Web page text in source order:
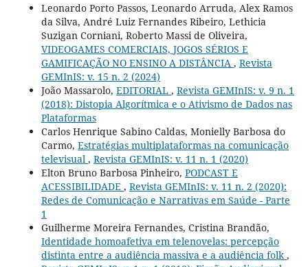
Leonardo Porto Passos, Leonardo Arruda, Alex Ramos
da Silva, André Luiz Fernandes Ribeiro, Lethicia
Suzigan Corniani, Roberto Massi de Oliveira,
VIDEOGAMES COMERCIAIS, JOGOS SÉRIOS E
GAMIFICAÇÃO NO ENSINO A DISTÂNCIA , Revista
GEMInIS: v. 15 n. 2 (2024)
João Massarolo, EDITORIAL , Revista GEMInIS: v. 9 n. 1
(2018): Distopia Algorítmica e o Ativismo de Dados nas
Plataformas
Carlos Henrique Sabino Caldas, Monielly Barbosa do
Carmo, Estratégias multiplataformas na comunicação
televisual , Revista GEMInIS: v. 11 n. 1 (2020)
Elton Bruno Barbosa Pinheiro, PODCAST E
ACESSIBILIDADE , Revista GEMInIS: v. 11 n. 2 (2020):
Redes de Comunicação e Narrativas em Saúde - Parte
1
Guilherme Moreira Fernandes, Cristina Brandão,
Identidade homoafetiva em telenovelas: percepção
distinta entre a audiência massiva e a audiência folk ,